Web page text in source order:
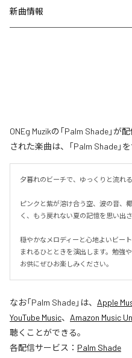
新曲情報
ONEg Muzikの「Palm Shade」
された楽曲は、「Palm Shade」
夕暮れのビーチで、ゆっくりと流れ
ピンクと紫が溶け合う空、波の音、
く、もう戻れない夏の記憶を思い出
穏やかなメロディーと心地よいビー
まれるひとときを演出します。勉強
お供にぜひお楽しみください。
なお「Palm Shade」は、 Apple
YouTube Music、 Amazon Music
聴くことができる。
各配信サービス： Palm Shade